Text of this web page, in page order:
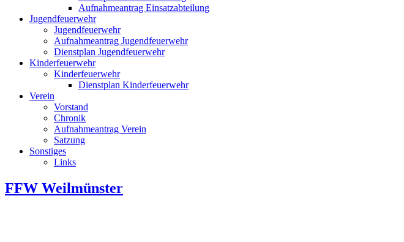
Aufnahmeantrag Einsatzabteilung
Jugendfeuerwehr
Jugendfeuerwehr
Aufnahmeantrag Jugendfeuerwehr
Dienstplan Jugendfeuerwehr
Kinderfeuerwehr
Kinderfeuerwehr
Dienstplan Kinderfeuerwehr
Verein
Vorstand
Chronik
Aufnahmeantrag Verein
Satzung
Sonstiges
Links
FFW Weilmünster